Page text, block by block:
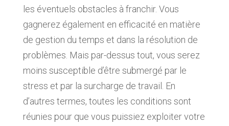
les éventuels obstacles à franchir. Vous
gagnerez également en efficacité en matière
de gestion du temps et dans la résolution de
problèmes. Mais par-dessus tout, vous serez
moins susceptible d’être submergé par le
stress et par la surcharge de travail. En
d’autres termes, toutes les conditions sont
réunies pour que vous puissiez exploiter votre